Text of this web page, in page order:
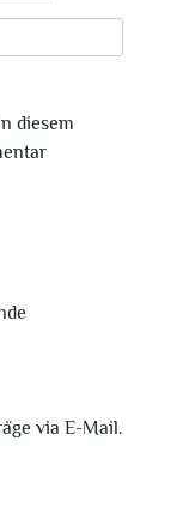
diesem
via E-Mail.